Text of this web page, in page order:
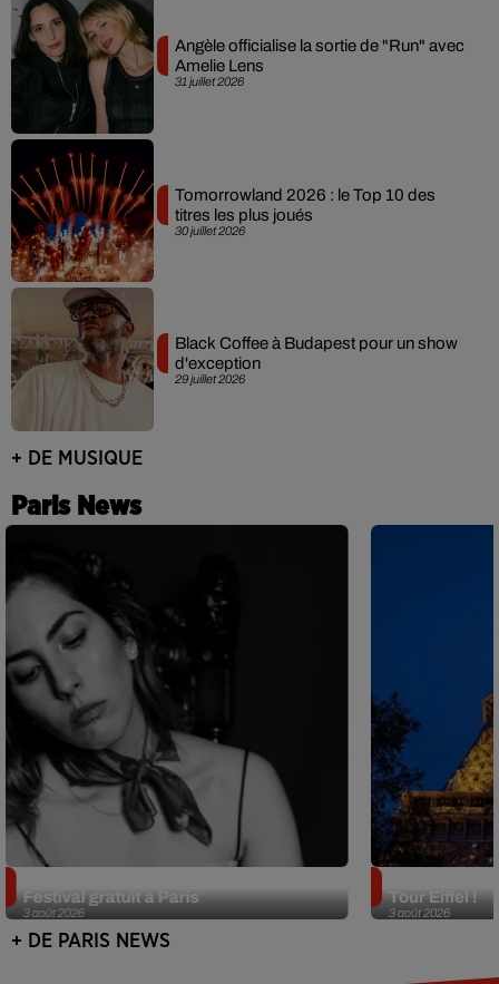
31 juillet 2026
Angèle officialise la sortie de "Run" avec
Amelie Lens
30 juillet 2026
Tomorrowland 2026 : le Top 10 des
titres les plus joués
29 juillet 2026
Black Coffee à Budapest pour un show
d'exception
+ DE MUSIQUE
Paris News
3 août 2026
Festival gratuit à Paris
3 août 2026
Tour Eiffel !
+ DE PARIS NEWS